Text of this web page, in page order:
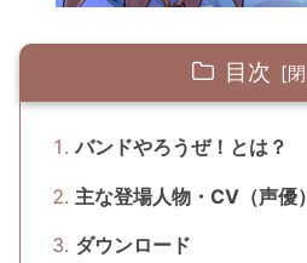
目次
バンドやろうぜ！とは？
主な登場人物・CV（声優）
ダウンロード